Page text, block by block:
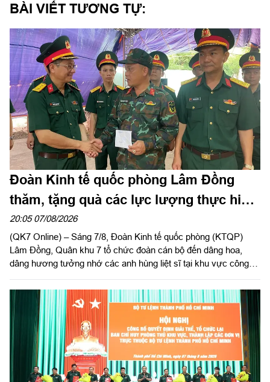
BÀI VIẾT TƯƠNG TỰ:
Đoàn Kinh tế quốc phòng Lâm Đồng
thăm, tặng quà các lực lượng thực hiện
nhiệm vụ tìm kiếm, quy tập hài cốt liệt sĩ
20:05 07/08/2026
(QK7 Online) – Sáng 7/8, Đoàn Kinh tế quốc phòng (KTQP)
Lâm Đồng, Quân khu 7 tổ chức đoàn cán bộ đến dâng hoa,
dâng hương tưởng nhớ các anh hùng liệt sĩ tại khu vực công
Đồng Nai do Thượng tá Đinh Nho Hùng, Đoàn trưởng Đoàn
KTQP Lâm Đồng làm trưởng đoàn.